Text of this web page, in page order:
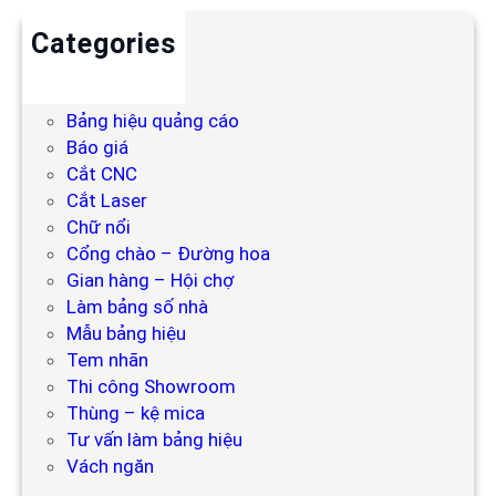
Categories
Bảng hiệu quảng cáo
Báo giá
Cắt CNC
Cắt Laser
Chữ nổi
Cổng chào – Đường hoa
Gian hàng – Hội chợ
Làm bảng số nhà
Mẫu bảng hiệu
Tem nhãn
Thi công Showroom
Thùng – kệ mica
Tư vấn làm bảng hiệu
Vách ngăn